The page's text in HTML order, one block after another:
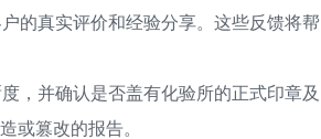
的真实评价和经验分享。这些反馈将帮
并确认是否盖有化验所的正式印章及
或篡改的报告。